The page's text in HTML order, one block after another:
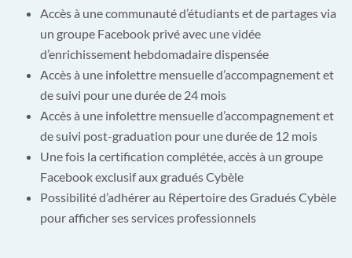
Accès à une communauté d’étudiants et de partages via
un groupe Facebook privéavec une vidée
d’enrichissement hebdomadaire dispensée
Accès à une infolettre mensuelle d’accompagnement et
de suivi pour une durée de 24 mois
Accès à une infolettre mensuelle d’accompagnement et
de suivi post-graduation pour une durée de 12 mois
Une fois la certification complétée, accès à un groupe
Facebook exclusif aux gradués Cybèle
Possibilité d’adhérer au Répertoire des Gradués Cybèle
pour afficher ses services professionnels